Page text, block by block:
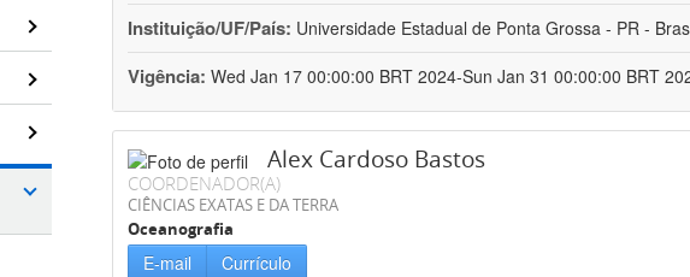
Instituição/UF/País: Universidade Estadual de Ponta Grossa - PR -
Vigência: Wed Jan 17 00:00:00 BRT 2024-Sun Jan 31 00:00:00 BRT
Alex Cardoso Bastos
COORDENADOR(A)
CIÊNCIAS EXATAS E DA TERRA
Oceanografia
E-mail Currículo